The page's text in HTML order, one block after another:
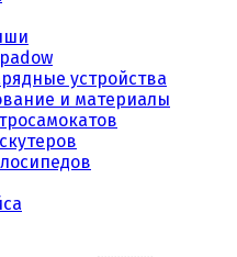
устройства
и материалы